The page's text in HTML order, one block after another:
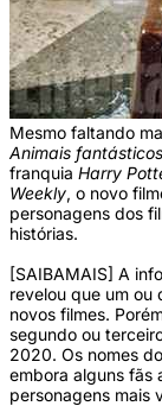
Mesmo faltando
Animais
franquia Harry
Weekly, o novo
personagens dos
histórias.
[SAIBAMAIS] A
revelou que um ou
novos filmes.
segundo ou
2020. Os nomes
embora alguns fãs
personagens mais